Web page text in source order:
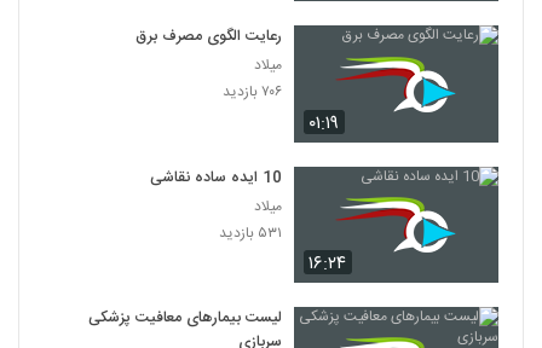
۰۱:۱۹
رعایت الگوی مصرف برق
میلاد
۷۰۶ بازدید
۱۶:۲۴
10 ایده ساده نقاشی
میلاد
۵۳۱ بازدید
لیست بیمارهای معافیت پزشکی
سربازی